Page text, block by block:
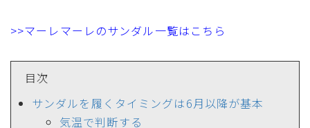
>>マーレマーレのサンダル一覧はこちら
目次
サンダルを履くタイミングは6月以降が基本
気温で判断する